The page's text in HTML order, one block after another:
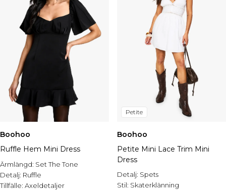
Boohoo
Ruffle Hem Mini Dress
Ärmlängd: Set The Tone
Detalj: Ruffle
Tillfälle: Axeldetaljer
Petite
Boohoo
Petite Mini Lace Trim Mini
Dress
Detalj: Spets
Stil: Skaterklänning